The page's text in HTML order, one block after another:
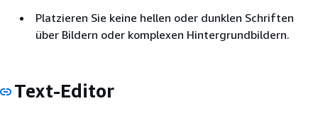
Platzieren Sie keine hellen oder dunklen Schriften
über Bildern oder komplexen Hintergrundbildern.
Text-Editor